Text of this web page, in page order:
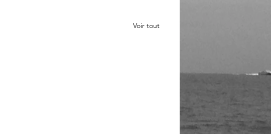
Voir tout